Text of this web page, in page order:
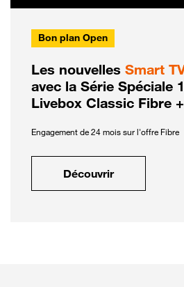
Bon plan Open
Les nouvelles Smart
avec la Série Spéciale
Livebox Classic Fibre
Engagement de 24 mois sur l'offre Fibre
Découvrir